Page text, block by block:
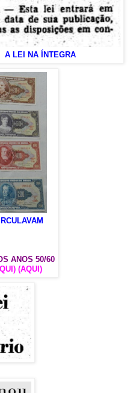
A LEI NA ÍNTEGRA
ANOS 50/60
(AQUI)